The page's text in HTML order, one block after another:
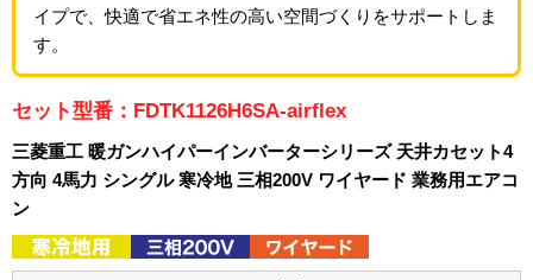
イプで、快適で省エネ性の高い空間づくりをサポートしま
す。
セット型番：FDTK1126H6SA-airflex
三菱重工 暖ガンハイパーインバーターシリーズ 天井カセット4
方向 4馬力 シングル 寒冷地 三相200V ワイヤード 業務用エアコ
ン